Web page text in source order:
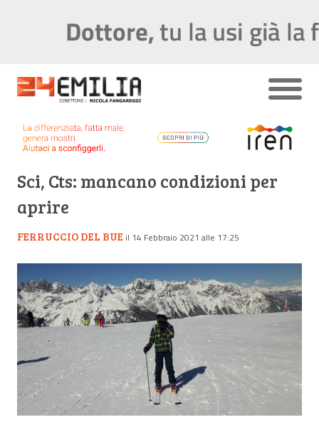
Sci, Cts: mancano condizioni per
aprire
FERRUCCIO DEL BUE il 14 Febbraio 2021 alle 17:25